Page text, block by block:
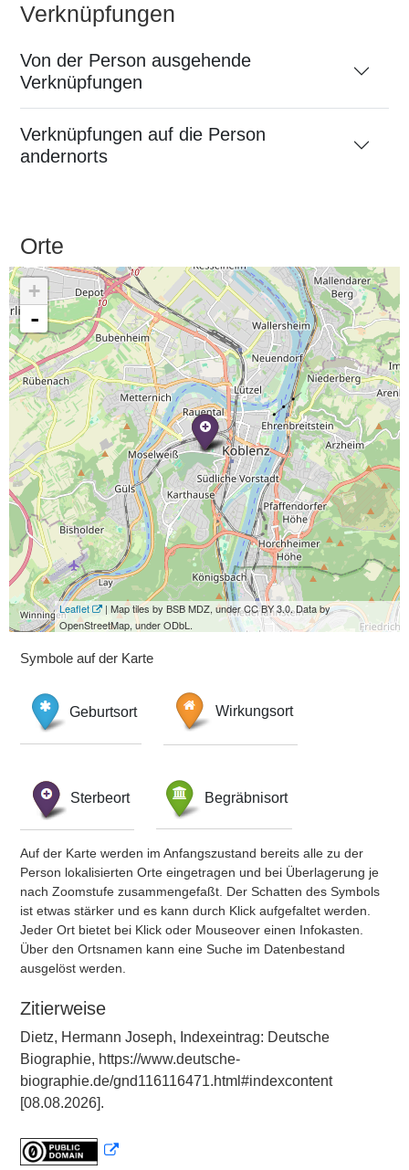
Verknüpfungen
Von der Person ausgehende
Verknüpfungen
Verknüpfungen auf die Person
andernorts
Orte
+
-
Leaflet
| Map tiles by BSB MDZ, under CC BY 3.0. Data by
OpenStreetMap, under ODbL.
Symbole auf der Karte
Geburtsort Wirkungsort
Sterbeort Begräbnisort
Auf der Karte werden im Anfangszustand bereits alle zu der
Person lokalisierten Orte eingetragen und bei Überlagerung je
nach Zoomstufe zusammengefaßt. Der Schatten des Symbols
ist etwas stärker und es kann durch Klick aufgefaltet werden.
Jeder Ort bietet bei Klick oder Mouseover einen Infokasten.
Über den Ortsnamen kann eine Suche im Datenbestand
ausgelöst werden.
Zitierweise
Dietz, Hermann Joseph, Indexeintrag: Deutsche
Biographie, https://www.deutsche-
biographie.de/gnd116116471.html#indexcontent
[08.08.2026].